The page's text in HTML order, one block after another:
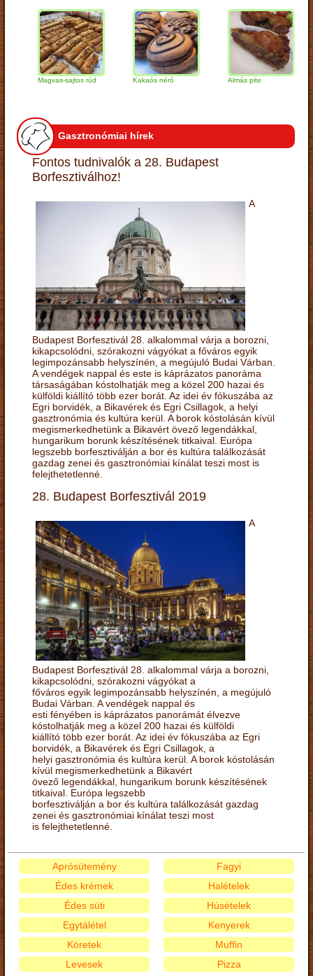
Magvas-sajtos rúd Kakaós néró Almás pite
Gasztronómiai hírek
Fontos tudnivalók a 28. Budapest
Borfesztiválhoz!
A
Budapest Borfesztivál 28. alkalommal várja a borozni,
kikapcsolódni, szórakozni vágyókat a főváros egyik
legimpozánsabb helyszínén, a megújuló Budai Várban.
A vendégek nappal és este is káprázatos panoráma
társaságában kóstolhatják meg a közel 200 hazai és
külföldi kiállító több ezer borát. Az idei év fókuszába az
Egri borvidék, a Bikavérek és Egri Csillagok, a helyi
gasztronómia és kultúra kerül. A borok kóstolásán kívül
megismerkedhetünk a Bikavért övező legendákkal,
hungarikum borunk készítésének titkaival. Európa
legszebb borfesztiválján a bor és kultúra találkozását
gazdag zenei és gasztronómiai kínálat teszi most is
felejthetetlenné.
28. Budapest Borfesztivál 2019
A
Budapest Borfesztivál 28. alkalommal várja a borozni,
kikapcsolódni, szórakozni vágyókat a
főváros egyik legimpozánsabb helyszínén, a megújuló
Budai Várban. A vendégek nappal és
esti fényében is káprázatos panorámát élvezve
kóstolhatják meg a közel 200 hazai és külföldi
kiállító több ezer borát. Az idei év fókuszába az Egri
borvidék, a Bikavérek és Egri Csillagok, a
helyi gasztronómia és kultúra kerül. A borok kóstolásán
kívül megismerkedhetünk a Bikavért
övező legendákkal, hungarikum borunk készítésének
titkaival. Európa legszebb
borfesztiválján a bor és kultúra találkozását gazdag
zenei és gasztronómiai kínálat teszi most
is felejthetetlenné.
Aprósütemény
Édes krémek
Édes süti
Egytálétel
Fagyi
Halételek
Húsételek
Kenyerek
Köretek
Levesek
Muffin
Pizza